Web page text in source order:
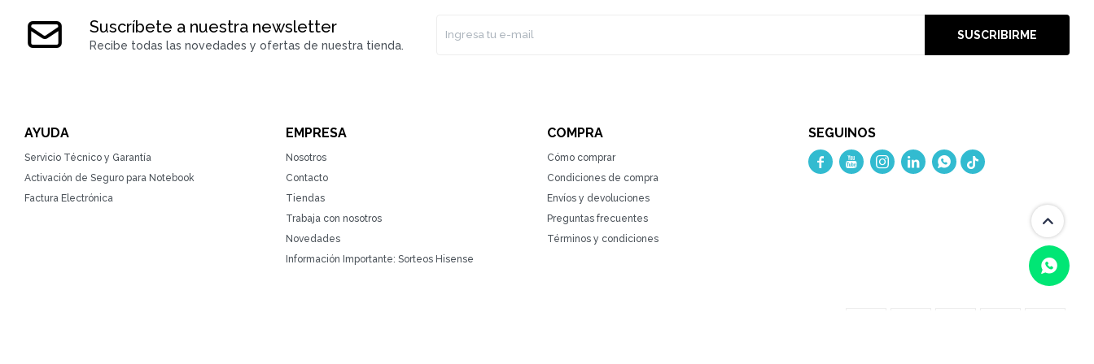
Suscríbete a nuestra newsletter
Recibe todas las novedades y ofertas de nuestra tienda.
SUSCRIBIRME
AYUDA
Servicio Técnico y Garantía
Activación de Seguro para Notebook
Factura Electrónica
EMPRESA
Nosotros
Contacto
Tiendas
Trabaja con nosotros
Novedades
Información Importante: Sorteos Hisense
COMPRA
Cómo comprar
Condiciones de compra
Envíos y devoluciones
Preguntas frecuentes
Términos y condiciones
SEGUINOS
    